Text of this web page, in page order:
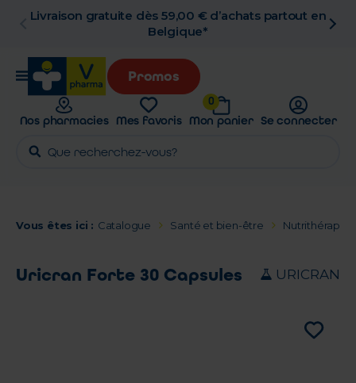
Retrait en pharmacie gratuit
Promos
Nos pharmacies Mes favoris
0
Mon panier Se connecter
Vous êtes ici : Catalogue Santé et bien-être Nutrithérapie
Uricran Forte 30 Capsules URICRAN